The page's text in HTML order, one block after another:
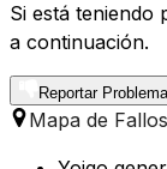
Si está
a continuación.
Reportar
Mapa de Fallos